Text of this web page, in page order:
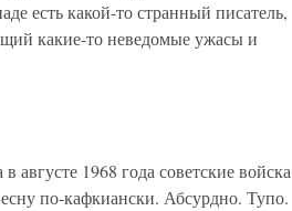
есть какой-то странный писатель,
какие-то неведомые ужасы и
1968 года советские войска
по-кафкиански. Абсурдно. Тупо.